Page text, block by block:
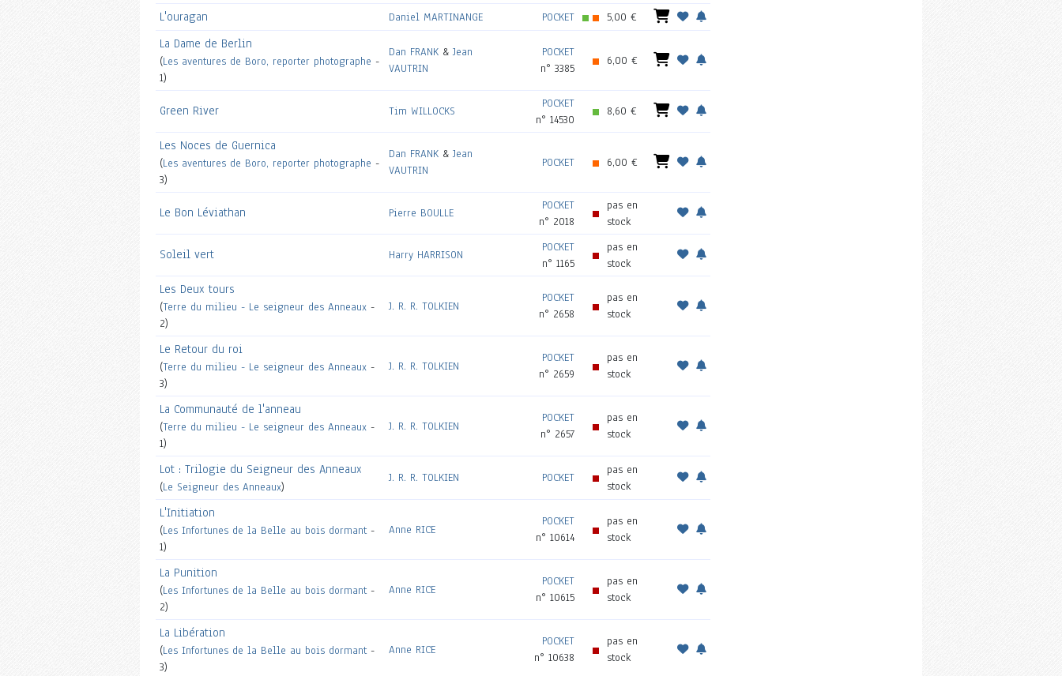
L'ouragan Daniel MARTINANGE POCKET 5,00 €
La Dame de Berlin
(Les aventures de Boro, reporter photographe -
1)
Dan FRANK &Jean
VAUTRIN
POCKET
n° 3385
6,00 €
Green River Tim WILLOCKS
POCKET
n° 14530
8,60 €
Les Noces de Guernica
(Les aventures de Boro, reporter photographe -
3)
Dan FRANK &Jean
VAUTRIN
POCKET 6,00 €
Le Bon Léviathan Pierre BOULLE
POCKET
n° 2018
pas en
stock
Soleil vert Harry HARRISON
POCKET
n° 1165
pas en
stock
Les Deux tours
(Terre du milieu - Le seigneur des Anneaux -
2)
J. R. R. TOLKIEN
POCKET
n° 2658
pas en
stock
Le Retour du roi
(Terre du milieu - Le seigneur des Anneaux -
3)
J. R. R. TOLKIEN
POCKET
n° 2659
pas en
stock
La Communauté de l'anneau
(Terre du milieu - Le seigneur des Anneaux -
1)
J. R. R. TOLKIEN
POCKET
n° 2657
pas en
stock
Lot : Trilogie du Seigneur des Anneaux
(Le Seigneur des Anneaux)
J. R. R. TOLKIEN POCKET
pas en
stock
L'Initiation
(Les Infortunes de la Belle au bois dormant-
1)
Anne RICE
POCKET
n° 10614
pas en
stock
La Punition
(Les Infortunes de la Belle au bois dormant-
2)
Anne RICE
POCKET
n° 10615
pas en
stock
La Libération
(Les Infortunes de la Belle au bois dormant-
3)
Anne RICE
POCKET
n° 10638
pas en
stock